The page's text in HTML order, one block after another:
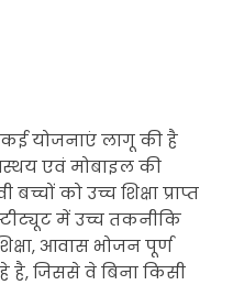
कई योजनाएं लागू की है
एवं मोबाइल की
को उच्च शिक्षा प्राप्त
में उच्च तकनीकि
आवास भोजन पूर्ण
है, जिससे वे बिना किसी